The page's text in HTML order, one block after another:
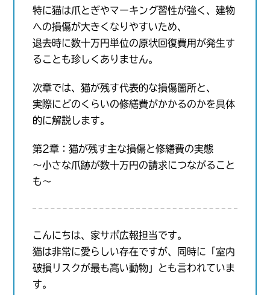
特に猫は爪とぎやマーキング習性が強く、建物
への損傷が大きくなりやすいため、
退去時に数十万円単位の原状回復費用が発生す
ることも珍しくありません。
次章では、猫が残す代表的な損傷箇所と、
実際にどのくらいの修繕費がかかるのかを具体
的に解説します。
第2章：猫が残す主な損傷と修繕費の実態
〜小さな爪跡が数十万円の請求につながること
も〜
こんにちは、家サポ広報担当です。
猫は非常に愛らしい存在ですが、同時に「室内
破損リスクが最も高い動物」とも言われていま
す。